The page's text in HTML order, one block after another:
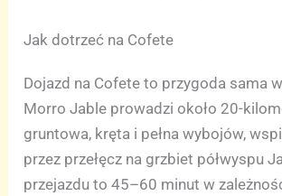
Jak dotrzeć na Cofete
Dojazd na Cofete to przygoda sama
Morro Jable prowadzi około 20-
gruntowa, kręta i pełna wybojów,
przez przełęcz na grzbiet półwyspu
przejazdu to 45–60 minut w